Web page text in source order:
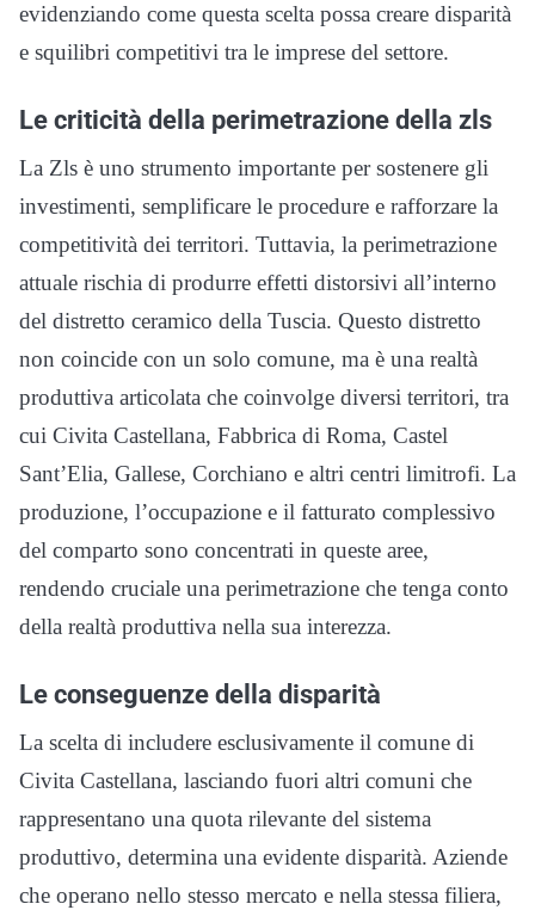
evidenziando come questa scelta possa creare disparità
e squilibri competitivi tra le imprese del settore.
Le criticità della perimetrazione della zls
La Zls è uno strumento importante per sostenere gli
investimenti, semplificare le procedure e rafforzare la
competitività dei territori. Tuttavia, la perimetrazione
attuale rischia di produrre effetti distorsivi all’interno
del distretto ceramico della Tuscia. Questo distretto
non coincide con un solo comune, ma è una realtà
produttiva articolata che coinvolge diversi territori, tra
cui Civita Castellana, Fabbrica di Roma, Castel
Sant’Elia, Gallese, Corchiano e altri centri limitrofi. La
produzione, l’occupazione e il fatturato complessivo
del comparto sono concentrati in queste aree,
rendendo cruciale una perimetrazione che tenga conto
della realtà produttiva nella sua interezza.
Le conseguenze della disparità
La scelta di includere esclusivamente il comune di
Civita Castellana, lasciando fuori altri comuni che
rappresentano una quota rilevante del sistema
produttivo, determina una evidente disparità. Aziende
che operano nello stesso mercato e nella stessa filiera,